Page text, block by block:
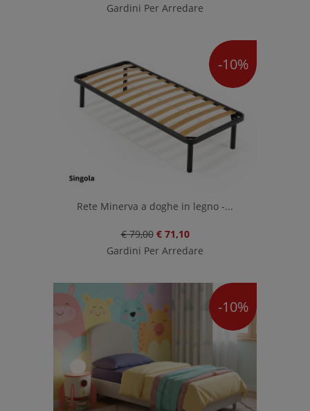
Gardini Per Arredare
-10%
Rete Minerva a doghe in legno -...
€ 79,00 € 71,10
Gardini Per Arredare
-10%